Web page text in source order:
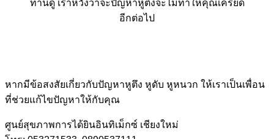
ท่านดู เราหวังว่าจะปัญหาหูตึงจะไม่ทำให้คุณเครียด
อีกต่อไป
หากมีข้อสงสัยเกี่ยวกับปัญหาหูตึง หูดับ หูหนวก ให้เราเป็นเพื่อน
ที่ช่วยแก้ไขปัญหาให้กับคุณ
ศูนย์สุขภาพการได้ยินอินทิเม็กซ์ เชียงใหม่